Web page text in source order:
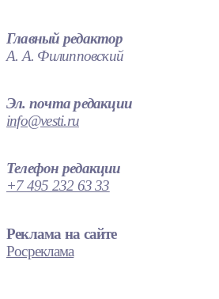
Главный редактор
А. А. Филипповский
Эл. почта редакции
info@vesti.ru
Телефон редакции
+7 495 232 63 33
Реклама на сайте
Росреклама